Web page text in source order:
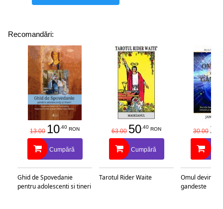
Recomandări:
13.00 10.40 RON
Cumpără
Ghid de Spovedanie
pentru adolescenti si tineri
63.00 50.40 RON
Cumpără
Tarotul Rider Waite
30.00 25
Omul devine
gandeste